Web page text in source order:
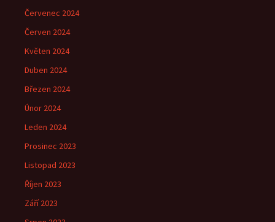
Červenec 2024
Červen 2024
Květen 2024
Duben 2024
Březen 2024
Únor 2024
Leden 2024
Prosinec 2023
Listopad 2023
Říjen 2023
Září 2023